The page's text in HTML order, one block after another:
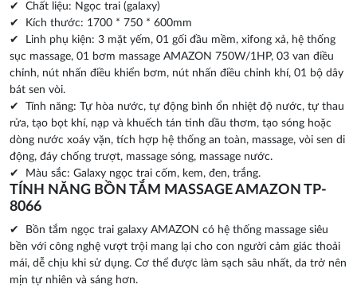
✔ Chất liệu: Ngọc trai (galaxy)
✔ Kích thước: 1700 * 750 * 600mm
✔ Linh phụ kiện: 3 mặt yếm, 01 gối đầu mềm, xifong xả, hệ thống
sục massage, 01 bơm massage AMAZON 750W/1HP, 03 van điều
chỉnh, nút nhấn điều khiển bơm, nút nhấn điều chỉnh khí, 01 bộ dây
bát sen vòi.
✔ Tính năng: Tự hòa nước, tự động bình ổn nhiệt độ nước, tự thau
rửa, tạo bọt khí, nạp và khuếch tán tinh dầu thơm, tạo sóng hoặc
dòng nước xoáy vặn, tích hợp hệ thống an toàn, massage, vòi sen di
động, đáy chống trượt, massage sóng, massage nước.
✔ Màu sắc: Galaxy ngọc trai cốm, kem, đen, trắng.
TÍNH NĂNG BỒN TẮM MASSAGE AMAZON TP-
8066
✔ Bồn tắm ngọc trai galaxy AMAZON có hệ thống massage siêu
bền với công nghệ vượt trội mang lại cho con người cảm giác thoải
mái, dễ chịu khi sử dụng. Cơ thể được làm sạch sâu nhất, da trở nên
mịn tự nhiên và sáng hơn.